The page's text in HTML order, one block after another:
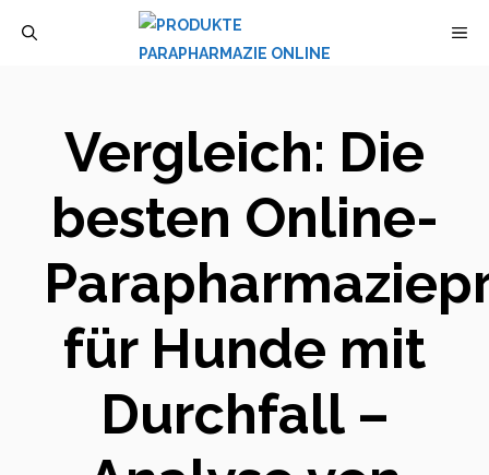
Vergleich: Die
besten Online-
für Hunde mit
Durchfall –